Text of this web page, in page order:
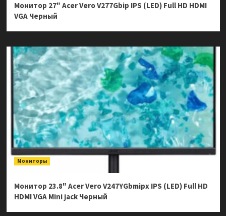
Монитор 27″ Acer Vero V277Gbip IPS (LED) Full HD HDMI
VGA Черный
Мониторы
Монитор 23.8″ Acer Vero V247YGbmipx IPS (LED) Full HD
HDMI VGA Mini jack Черный